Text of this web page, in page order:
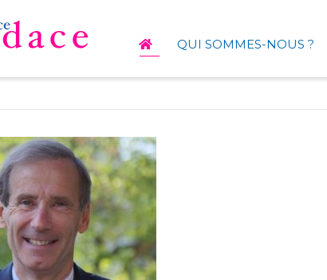
QUI SOMMES-NOUS ?